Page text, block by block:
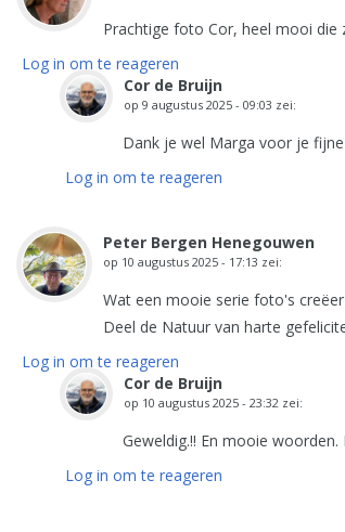
Prachtige foto Cor, heel mooi
Log in om te reageren
Cor de Bruijn
op 9 augustus 2025 - 09:03 zei:
Dank je wel Marga voor je
Log in om te reageren
Peter Bergen Henegouwen
op 10 augustus 2025 - 17:13 zei:
Wat een mooie serie foto's
Deel de Natuur van harte
Log in om te reageren
Cor de Bruijn
op 10 augustus 2025 - 23:32 zei:
Geweldig.!! En mooie
Log in om te reageren